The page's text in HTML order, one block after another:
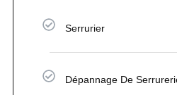
Serrurier
Dépannage De